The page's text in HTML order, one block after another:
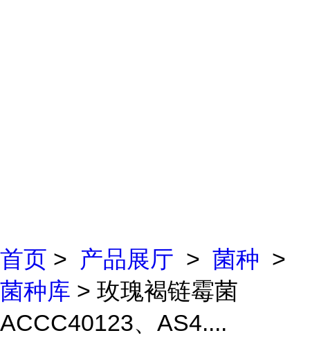
首页 > 产品展厅 > 菌种 >
菌种库 > 玫瑰褐链霉菌
ACCC40123、AS4....